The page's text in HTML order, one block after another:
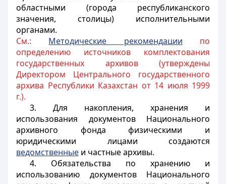
областными (города республиканского
значения, столицы) исполнительными
органами.
См.: Методические рекомендации по
определению источников комплектования
государственных архивов (утверждены
Директором Центрального государственного
архива Республики Казахстан от 14 июля 1999
г.).
3. Для накопления, хранения и
использования документов Национального
архивного фонда физическими и
юридическими лицами создаются
ведомственные и частные архивы.
4. Обязательства по хранению и
использованию документов Национального